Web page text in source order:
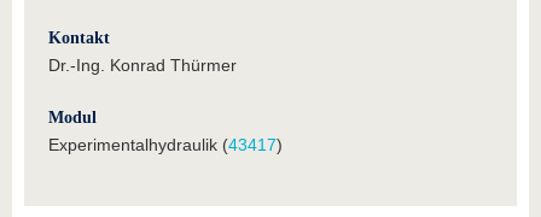
Kontakt
Dr.-Ing. Konrad Thürmer
Modul
Experimentalhydraulik (43417)